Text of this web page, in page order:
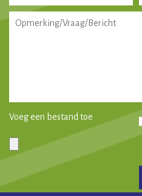
Voeg een bestand toe
Gelieve dit veld leeg te laten.